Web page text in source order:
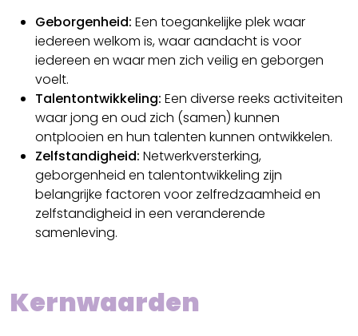
Geborgenheid: Een toegankelijke plek waar
iedereen welkom is, waar aandacht is voor
iedereen en waar men zich veilig en geborgen
voelt.
Talentontwikkeling: Een diverse reeks activiteiten
waar jong en oud zich (samen) kunnen
ontplooien en hun talenten kunnen ontwikkelen.
Zelfstandigheid: Netwerkversterking,
geborgenheid en talentontwikkeling zijn
belangrijke factoren voor zelfredzaamheid en
zelfstandigheid in een veranderende
samenleving.
Kernwaarden